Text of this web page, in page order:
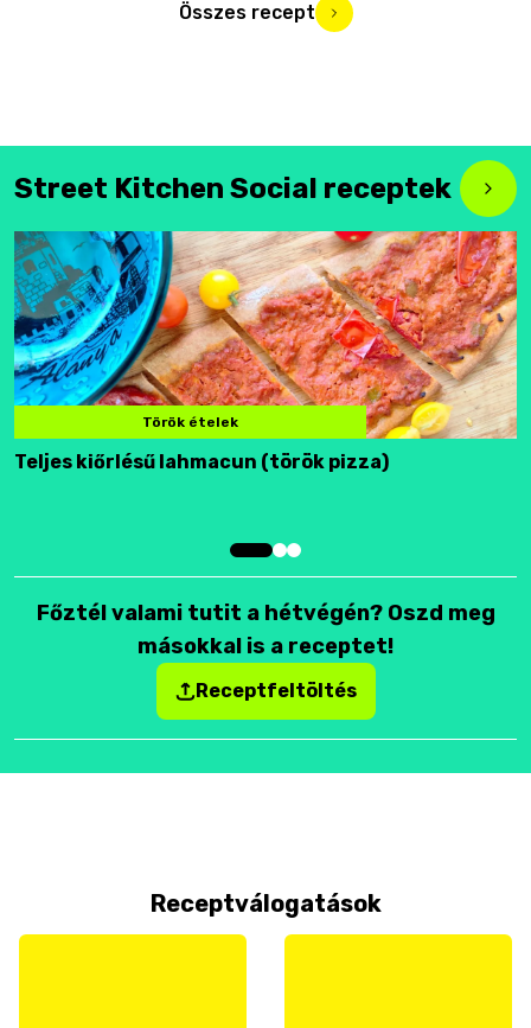
Összes recept
Street Kitchen Social receptek
Török ételek
Teljes kiőrlésű lahmacun (török pizza)
Főztél valami tutit a hétvégén? Oszd meg
másokkal is a receptet!
Receptfeltöltés
Receptválogatások